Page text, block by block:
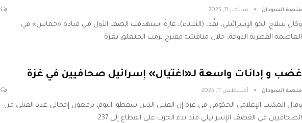
منصة السودان سبتمبر 11, 2025
وكان سلاح الجو الإسرائيلي، نفَّذ، (الثلاثاء)، غارةً استهدفت الصف الأول من قيادة «حماس» في
العاصمة القطرية الدوحة، خلال مناقشة مقترح ترمب المتعلق بغزة
غضب و إدانات واسعة لـ«اغتيال» إسرائيل صحافيين في غزة
منصة السودان أغسطس 11, 2025
وقال المكتب الإعلامي الحكومي في غزة إن القتلى الذين سقطوا اليوم، يرفعون إجمالي عدد القتلى من
الصحافيين في القصف الإسرائيلي منذ بدء الحرب على القطاع إلى 237.